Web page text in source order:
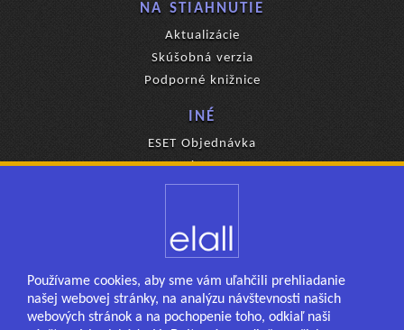
NA STIAHNUTIE
Aktualizácie
Skúšobná verzia
Podporné knižnice
INÉ
ESET Objednávka
Ponuka eKasa
Používame cookies, aby sme vám uľahčili prehliadanie
našej webovej stránky, na analýzu návštevnosti našich
webových stránok a na pochopenie toho, odkiaľ naši